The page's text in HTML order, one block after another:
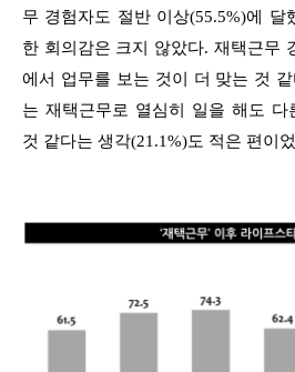
무 경험자도 절반 이상(55.5%)에 달
한 회의감은 크지 않았다. 재택근무
에서 업무를 보는 것이 더 맞는 것
는 재택근무로 열심히 일을 해도 다
것 같다는 생각(21.1%)도 적은 편이